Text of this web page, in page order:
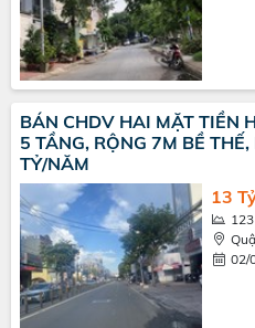
BÁN CHDV HAI MẶT TIỀN
5 TẦNG, RỘNG 7M BỀ
TỶ/NĂM
13
02/